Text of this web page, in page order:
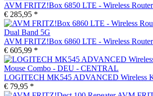
AVM FRITZ!Box 6850 LTE - Wireless
€ 285,95 *
AVM FRITZ!Box 6860 LTE - Wireless
€ 605,99 *
LOGITECH MK545 ADVANCED Wireless
€ 79,95 *